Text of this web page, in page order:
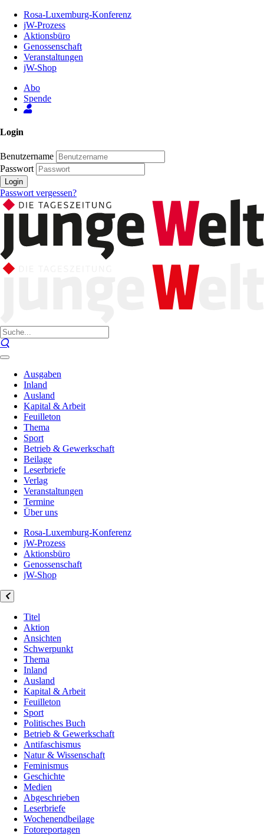
Inhalt
Seite
Rosa-Luxemburg-Konferenz
jW-Prozess
Aktionsbüro
Genossenschaft
Veranstaltungen
jW-Shop
Abo
Spende
Login
Benutzername
Passwort
Login
Passwort vergessen?
Ausgaben
Inland
Ausland
Kapital & Arbeit
Feuilleton
Thema
Sport
Betrieb & Gewerkschaft
Beilage
Leserbriefe
Verlag
Veranstaltungen
Termine
Über uns
Rosa-Luxemburg-Konferenz
jW-Prozess
Aktionsbüro
Genossenschaft
jW-Shop
Titel
Aktion
Ansichten
Schwerpunkt
Thema
Inland
Ausland
Kapital & Arbeit
Feuilleton
Sport
Politisches Buch
Betrieb & Gewerkschaft
Antifaschismus
Natur & Wissenschaft
Feminismus
Geschichte
Medien
Abgeschrieben
Leserbriefe
Wochenendbeilage
Fotoreportagen